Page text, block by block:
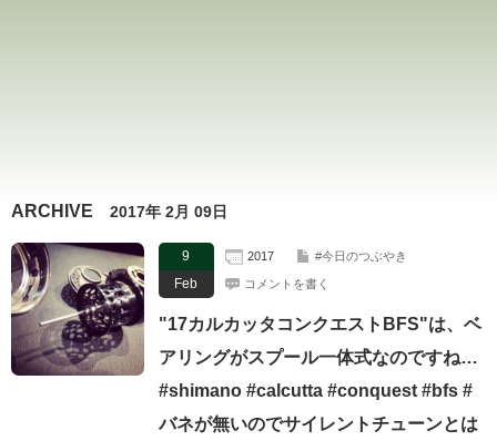
ARCHIVE 2017年 2月 09日
9
Feb
2017 #今日のつぶやき
コメントを書く
"17カルカッタコンクエストBFS"は、ベ
アリングがスプール一体式なのですね…
#shimano #calcutta #conquest #bfs #
バネが無いのでサイレントチューンとは